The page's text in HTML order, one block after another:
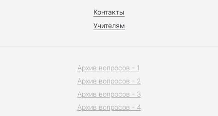
Контакты
Учителям
Архив вопросов - 1
Архив вопросов - 2
Архив вопросов - 3
Архив вопросов - 4